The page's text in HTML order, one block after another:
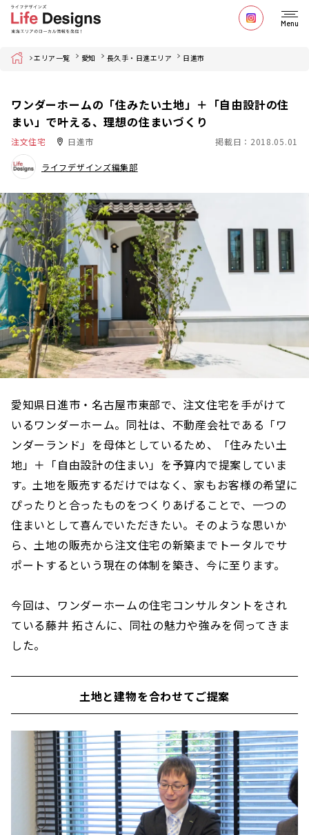
Menu
Home エリア一覧 愛知 長久手・日進エリア 日進市
ワンダーホームの「住みたい土地」＋「自由設計の住
まい」で叶える、理想の住まいづくり
注文住宅 日進市 掲載日：2018.05.01
ライフデザインズ編集部
愛知県日進市・名古屋市東部で、注文住宅を手がけて
いるワンダーホーム。同社は、不動産会社である「ワ
ンダーランド」を母体としているため、「住みたい土
地」＋「自由設計の住まい」を予算内で提案していま
す。土地を販売するだけではなく、家もお客様の希望に
ぴったりと合ったものをつくりあげることで、一つの
住まいとして喜んでいただきたい。そのような思いか
ら、土地の販売から注文住宅の新築までトータルでサ
ポートするという現在の体制を築き、今に至ります。
今回は、ワンダーホームの住宅コンサルタントをされ
ている藤井 拓さんに、同社の魅力や強みを伺ってきま
した。
土地と建物を合わせてご提案